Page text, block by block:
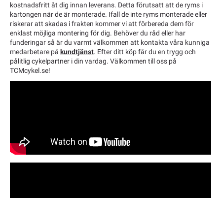
kostnadsfritt åt dig innan leverans. Detta förutsatt att de ryms i
kartongen när de är monterade. Ifall de inte ryms monterade eller
riskerar att skadas i frakten kommer vi att förbereda dem för
enklast möjliga montering för dig. Behöver du råd eller har
funderingar så är du varmt välkommen att kontakta våra kunniga
medarbetare på kundtjänst. Efter ditt köp får du en trygg och
pålitlig cykelpartner i din vardag. Välkommen till oss på
TCMcykel.se!